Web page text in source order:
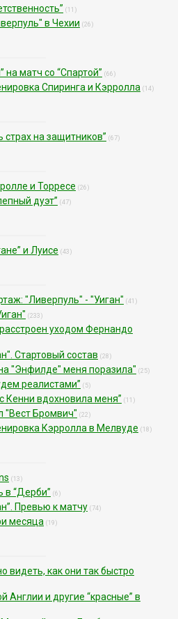
(11)
в Чехии (26)
на матч со “Спартой” (66)
Спиринга и Кэрролла (14)
страх на защитников” (67)
и Торресе (26)
дуэт” (47)
и Луисе (43)
"Ливерпуль" - "Уиган" (41)
(233)
уходом Фернандо
Стартовый состав (28)
"Энфилде" меня поразила" (25)
реалистами” (5)
Кенни вдохновила меня” (11)
"Вест Бромвич" (22)
Кэрролла в Мелвуде (18)
(13)
в “Дерби” (6)
Превью к матчу (74)
месяца (19)
видеть, как они так быстро
Англии и другие “красные” в